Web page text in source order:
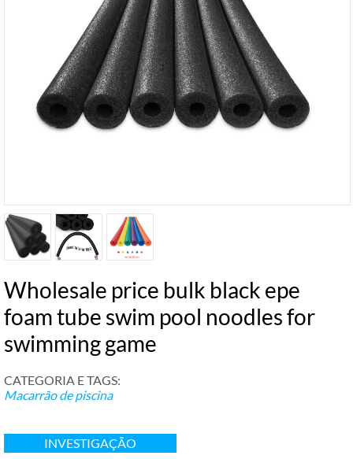
Wholesale price bulk black epe
foam tube swim pool noodles for
swimming game
CATEGORIA E TAGS:
Macarrão de piscina
INVESTIGAÇÃO